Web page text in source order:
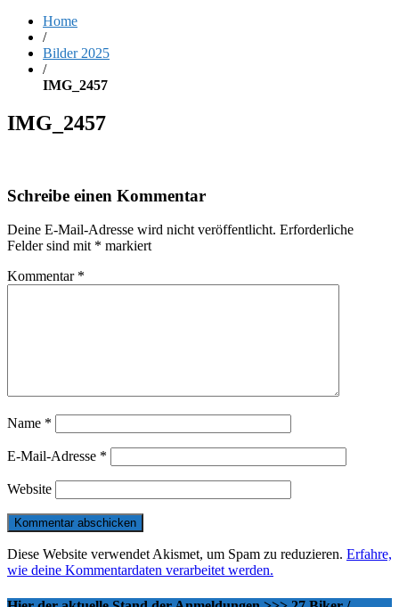
Home
/
Bilder 2025
/
IMG_2457
IMG_2457
Schreibe einen Kommentar
Deine E-Mail-Adresse wird nicht veröffentlicht. Erforderliche
Felder sind mit * markiert
Kommentar *
Name *
E-Mail-Adresse *
Website
Diese Website verwendet Akismet, um Spam zu reduzieren. Erfahre,
wie deine Kommentardaten verarbeitet werden.